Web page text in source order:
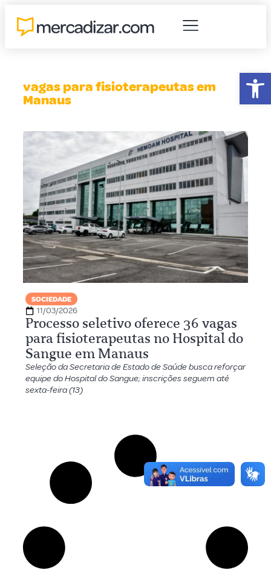
vagas para fisioterapeutas em
Manaus
SOCIEDADE
11/03/2026
Processo seletivo oferece 36 vagas
para fisioterapeutas no Hospital do
Sangue em Manaus
Seleção da Secretaria de Estado de Saúde busca reforçar
equipe do Hospital do Sangue; inscrições seguem até
sexta-feira (13)